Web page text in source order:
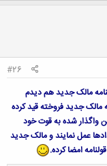
#26
مالک جدید هم دیدم
مالک جدید فروخته قید کرده
واگذار شده به قوت خود
عمل نمایند و مالک جدید
امضا کرده.